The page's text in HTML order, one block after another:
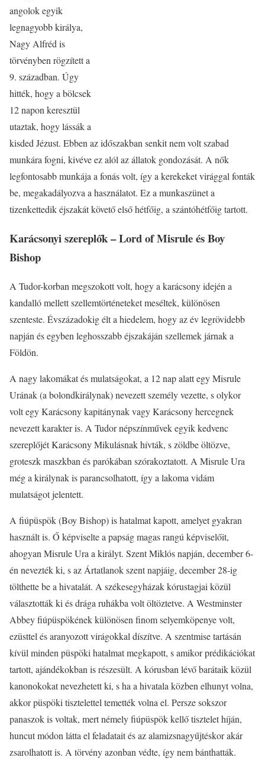
angolok egyik
legnagyobb királya,
Nagy Alfréd is
törvényben rögzített a
9. században. Úgy
hitték, hogy a bölcsek
12 napon keresztül
utaztak, hogy lássák a
kisded Jézust. Ebben az időszakban senkit nem volt szabad
munkára fogni, kivéve ez alól az állatok gondozását. A nők
legfontosabb munkája a fonás volt, így a kerekeket virággal fonták
be, megakadályozva a használatot. Ez a munkaszünet a
tizenkettedik éjszakát követő első hétfőig, a szántóhétfőig tartott.
Karácsonyi szereplők – Lord of Misrule és Boy
Bishop
A Tudor-korban megszokott volt, hogy a karácsony idején a
kandalló mellett szellemtörténeteket meséltek, különösen
szenteste. Évszázadokig élt a hiedelem, hogy az év legrövidebb
napján és egyben leghosszabb éjszakáján szellemek járnak a
Földön.
A nagy lakomákat és mulatságokat, a 12 nap alatt egy Misrule
Urának (a bolondkirálynak) nevezett személy vezette, s olykor
volt egy Karácsony kapitánynak vagy Karácsony hercegnek
nevezett karakter is. A Tudor népszínművek egyik kedvenc
szereplőjét Karácsony Mikulásnak hívták, s zöldbe öltözve,
groteszk maszkban és parókában szórakoztatott. A Misrule Ura
még a királynak is parancsolhatott, így a lakoma vidám
mulatságot jelentett.
A fiúpüspök (Boy Bishop) is hatalmat kapott, amelyet gyakran
használt is. Ő képviselte a papság magas rangú képviselőit,
ahogyan Misrule Ura a királyt. Szent Miklós napján, december 6-
én nevezték ki, s az Ártatlanok szent napjáig, december 28-ig
tölthette be a hivatalát. A székesegyházak kórustagjai közül
választották ki és drága ruhákba volt öltöztetve. A Westminster
Abbey fiúpüspökének különösen finom selyemköpenye volt,
ezüsttel és aranyozott virágokkal díszítve. A szentmise tartásán
kívül minden püspöki hatalmat megkapott, s amikor prédikációkat
tartott, ajándékokban is részesült. A kórusban lévő barátaik közül
kanonokokat nevezhetett ki, s ha a hivatala közben elhunyt volna,
akkor püspöki tisztelettel temették volna el. Persze sokszor
panaszok is voltak, mert némely fiúpüspök kellő tisztelet híján,
huncut módon látta el feladatait és az alamizsnagyűjtéskor akár
zsarolhatott is. A törvény azonban védte, így nem bánthatták.